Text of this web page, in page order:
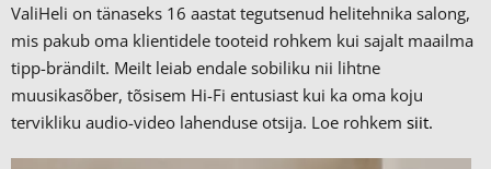
ValiHeli on tänaseks 16 aastat tegutsenud helitehnika salong,
mis pakub oma klientidele tooteid rohkem kui sajalt maailma
tipp-brändilt. Meilt leiab endale sobiliku nii lihtne
muusikasõber, tõsisem Hi-Fi entusiast kui ka oma koju
tervikliku audio-video lahenduse otsija. Loe rohkem siit.